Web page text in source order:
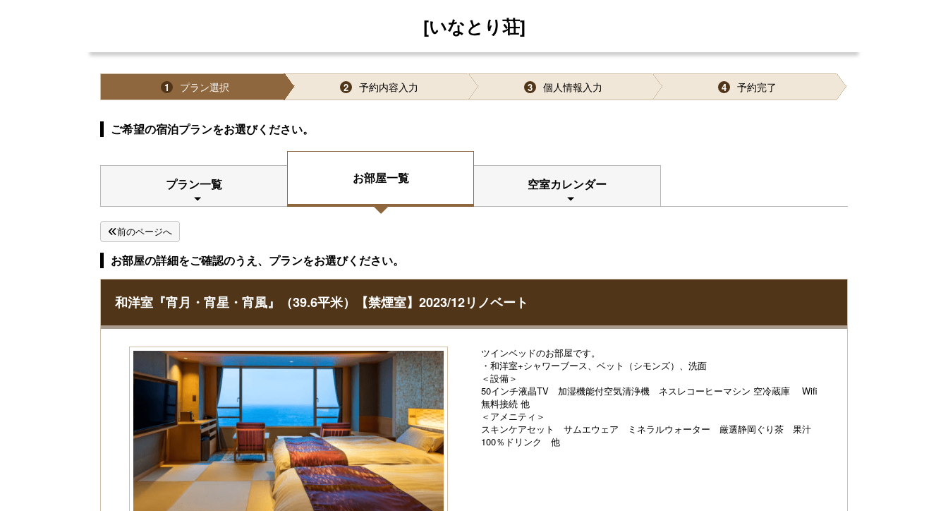
[いなとり荘]
1 プラン選択 2 予約内容入力 3 個人情報入力 4 予約完了
ご希望の宿泊プランをお選びください。
プラン一覧 お部屋一覧 空室カレンダー
前のページへ
お部屋の詳細をご確認のうえ、プランをお選びください。
和洋室『宵月・宵星・宵風』（39.6平米）【禁煙室】2023/12リノベート
ツインベッドのお部屋です。
・和洋室+シャワーブース、ベット（シモンズ）、洗面
＜設備＞
50インチ液晶TV 加湿機能付空気清浄機 ネスレコーヒーマシン 空冷蔵庫 Wifi
無料接続 他
＜アメニティ＞
スキンケアセット サムエウェア ミネラルウォーター 厳選静岡ぐり茶 果汁
100％ドリンク 他